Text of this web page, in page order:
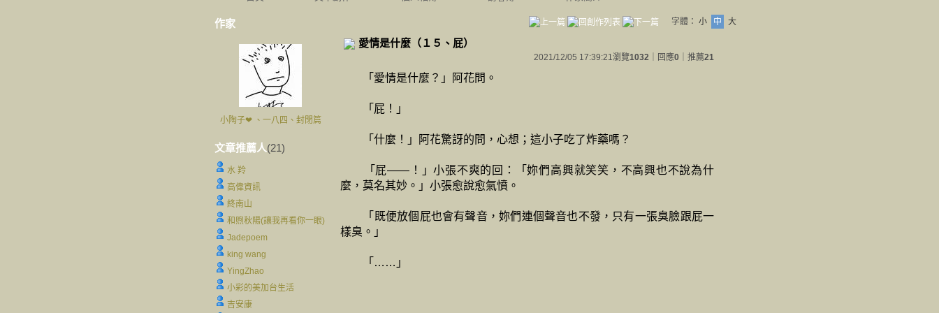
作家
小陶子❤ 、一八四、封閉篇
文章推薦人(21)
水 羚
高偉資訊
終南山
和煦秋陽(讓我再看你一眼)
Jadepoem
king wang
YingZhao
小彩的美加台生活
吉安康
字體： 小 中 大
愛情是什麼（１５、屁）
2021/12/05 17:39:21瀏覽1032 ｜回應0 ｜推薦21
「愛情是什麼？」阿花問。
「屁！」
「什麼！」阿花驚訝的問，心想；這小子吃了炸藥嗎？
「屁——！」小張不爽的回：「妳們高興就笑笑，不高興也不說為什
麼，莫名其妙。」小張愈說愈氣憤。
「既便放個屁也會有聲音，妳們連個聲音也不發，只有一張臭臉跟屁一
樣臭。」
「……」